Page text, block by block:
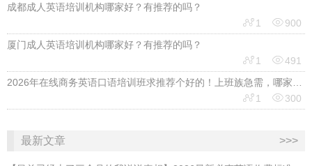
成都成人英语培训机构哪家好？有推荐的吗？
1 900
厦门成人英语培训机构哪家好？有推荐的吗？
1 491
2026年在线商务英语口语培训班求推荐个好的！上班族急需，哪家好？
1 300
最新文章 >>>